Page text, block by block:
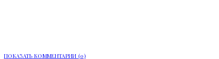
ПОКАЗАТЬ КОММЕНТАРИИ (0)